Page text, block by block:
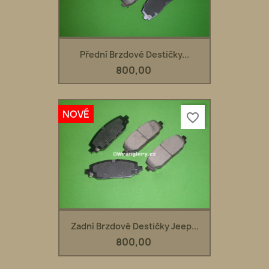
Přední Brzdové Destičky...
800,00
Zadní Brzdové Destičky Jeep...
800,00
NOVÉ favorite_border